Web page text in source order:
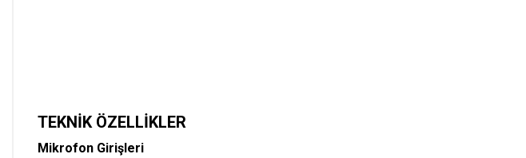
TEKNİK ÖZELLİKLER
Mikrofon Girişleri